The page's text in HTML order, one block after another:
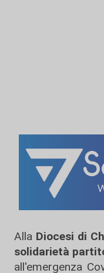
Alla Diocesi di
solidarietà
all'emergenza